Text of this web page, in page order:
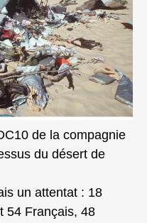
de la compagnie
du désert de
un attentat : 18
54 Français, 48